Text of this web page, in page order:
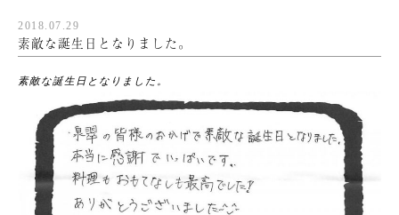
2018.07.29
素敵な誕生日となりました。
素敵な誕生日となりました。